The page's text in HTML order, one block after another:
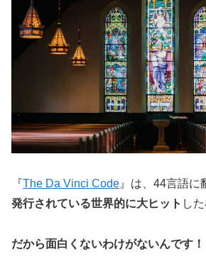
『The Da Vinci Code 』は、44言語に
発行されている世界的に大ヒット した
だから面白くないわけがないんです！